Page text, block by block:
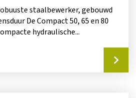
staalbewerker, gebouwd
De Compact 50, 65 en 80
hydraulische...